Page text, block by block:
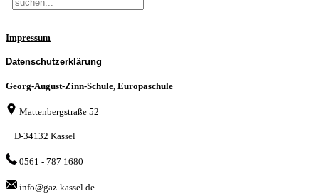
Impressum
Datenschutzerklärung
Georg-August-Zinn-Schule, Europaschule
Mattenbergstraße 52
D-34132 Kassel
0561 - 787 1680
info@gaz-kassel.de